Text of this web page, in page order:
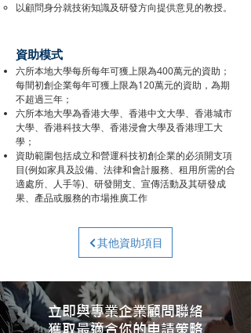
以顧問身分就技術知識及研發方向提供意見的教授。
​資助模式
六所本地大學每所每年可獲上限為400萬元的資助；
每間初創企業每年可獲上限為120萬元的資助，為期
不超過三年；
六所本地大學為香港大學、香港中文大學、香港城市
大學、香港科技大學、香港浸會大學及香港理工大
學；
資助範圍包括成立和營運科技初創企業的必須開支項
目(例如家具及設備、法律和會計服務、租用所需的合
適處所、人手等)、研發開支、宣傳活動及其研發成
果、產品或服務的市場推廣工作
其他資助項目
立即與專業企業顧問聯絡